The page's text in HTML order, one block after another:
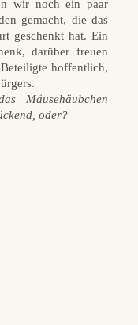
wir noch ein paar
gemacht, die das
geschenkt hat. Ein
darüber freuen
hoffentlich,
Mäusehäubchen
oder?